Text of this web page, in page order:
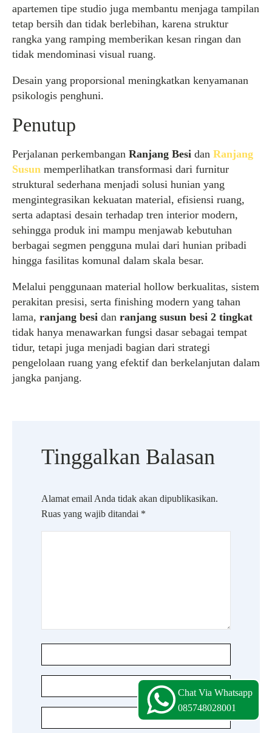
apartemen tipe studio juga membantu menjaga tampilan
tetap bersih dan tidak berlebihan, karena struktur
rangka yang ramping memberikan kesan ringan dan
tidak mendominasi visual ruang.
Desain yang proporsional meningkatkan kenyamanan
psikologis penghuni.
Penutup
Perjalanan perkembangan Ranjang Besi dan Ranjang
Susun memperlihatkan transformasi dari furnitur
struktural sederhana menjadi solusi hunian yang
mengintegrasikan kekuatan material, efisiensi ruang,
serta adaptasi desain terhadap tren interior modern,
sehingga produk ini mampu menjawab kebutuhan
berbagai segmen pengguna mulai dari hunian pribadi
hingga fasilitas komunal dalam skala besar.
Melalui penggunaan material hollow berkualitas, sistem
perakitan presisi, serta finishing modern yang tahan
lama, ranjang besi dan ranjang susun besi 2 tingkat
tidak hanya menawarkan fungsi dasar sebagai tempat
tidur, tetapi juga menjadi bagian dari strategi
pengelolaan ruang yang efektif dan berkelanjutan dalam
jangka panjang.
Tinggalkan Balasan
Alamat email Anda tidak akan dipublikasikan.
Ruas yang wajib ditandai *
Chat Via Whatsapp
085748028001